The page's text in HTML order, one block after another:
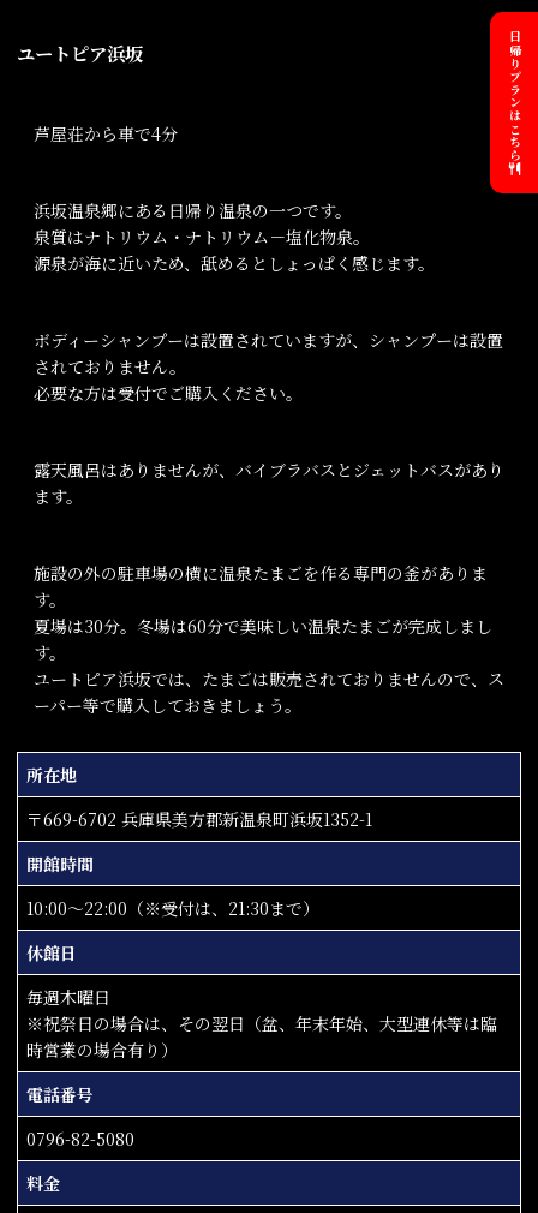
ユートピア浜坂
芦屋荘から車で4分
浜坂温泉郷にある日帰り温泉の一つです。
泉質はナトリウム・ナトリウム－塩化物泉。
源泉が海に近いため、舐めるとしょっぱく感じます。
ボディーシャンプーは設置されていますが、シャンプーは設置
されておりません。
必要な方は受付でご購入ください。
露天風呂はありませんが、バイブラバスとジェットバスがあり
ます。
施設の外の駐車場の横に温泉たまごを作る専門の釜がありま
す。
夏場は30分。冬場は60分で美味しい温泉たまごが完成しまし
す。
ユートピア浜坂では、たまごは販売されておりませんので、ス
ーパー等で購入しておきましょう。
所在地
〒669-6702 兵庫県美方郡新温泉町浜坂1352-1
開館時間
10:00～22:00（※受付は、21:30まで）
休館日
毎週木曜日
※祝祭日の場合は、その翌日（盆、年末年始、大型連休等は臨
時営業の場合有り）
電話番号
0796-82-5080
料金
日帰りプランはこちら